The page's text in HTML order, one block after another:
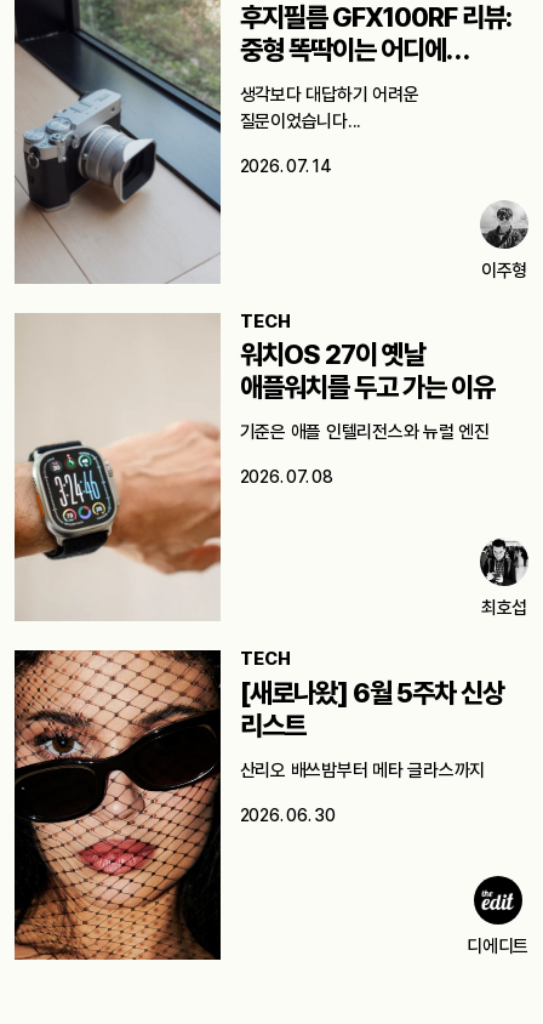
후지필름 GFX100RF 리뷰:
중형 똑딱이는 어디에
쓸까요?
생각보다 대답하기 어려운
질문이었습니다...
2026. 07. 14
이주형
TECH
워치OS 27이 옛날
애플워치를 두고 가는 이유
기준은 애플 인텔리전스와 뉴럴 엔진
2026. 07. 08
최호섭
TECH
[새로나왔] 6월 5주차 신상
리스트
산리오 배쓰밤부터 메타 글라스까지
2026. 06. 30
디에디트